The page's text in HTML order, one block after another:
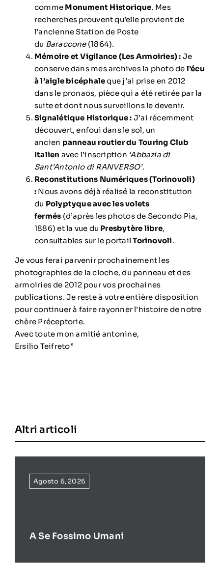
comme Monument Historique. Mes
recherches prouvent qu’elle provient de
l’ancienne Station de Poste
du Baraccone(1864).
Mémoire et Vigilance (Les Armoiries) : Je
conserve dans mes archives la photo de l’écu
à l’aigle bicéphaleque j’ai prise en 2012
dans le pronaos, pièce qui a été retirée par la
suite et dont nous surveillons le devenir.
Signalétique Historique : J’ai récemment
découvert, enfoui dans le sol, un
ancien panneau routier du Touring Club
Italien avec l’inscription ‘Abbazia di
Sant’Antonio di RANVERSO’.
Reconstitutions Numériques (Torinovoli)
: Nous avons déjà réalisé la reconstitution
du Polyptyque avec les volets
fermés (d’après les photos de Secondo Pia,
1886) et la vue du Presbytère libre,
consultables sur le portailTorinovoli.
Je vous ferai parvenir prochainement les
photographies de la cloche, du panneau et des
armoiries de 2012 pour vos prochaines
publications. Je reste à votre entière disposition
pour continuer à faire rayonner l’histoire de notre
chère Préceptorie.
Avec toute mon amitié antonine,
Ersilio Teifreto”
Altri articoli
Agosto 6, 2026
A Se Fossimo Umani